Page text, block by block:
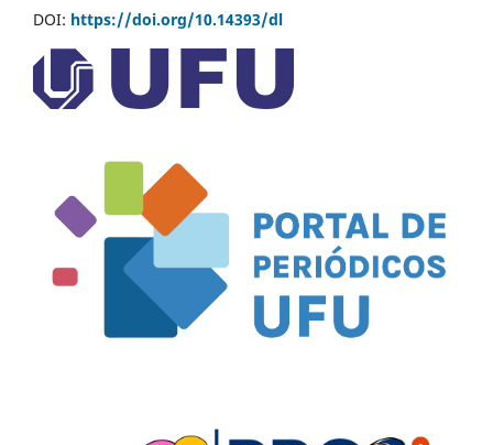
DOI: https://doi.org/10.14393/dl